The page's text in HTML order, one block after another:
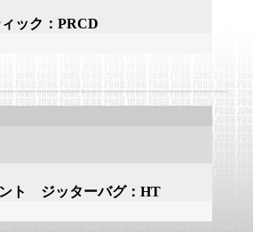
ック：PRCD
ト ジッターバグ：HT